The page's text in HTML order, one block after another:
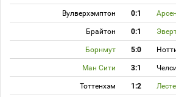
Вулверхэмптон 0:1
Брайтон 0:1
Борнмут 5:0
Ман Сити 3:1 Челси
Тоттенхэм 1:2